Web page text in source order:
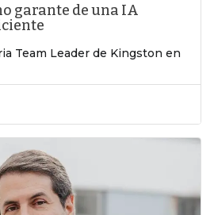
garante de una IA
Team Leader de Kingston en